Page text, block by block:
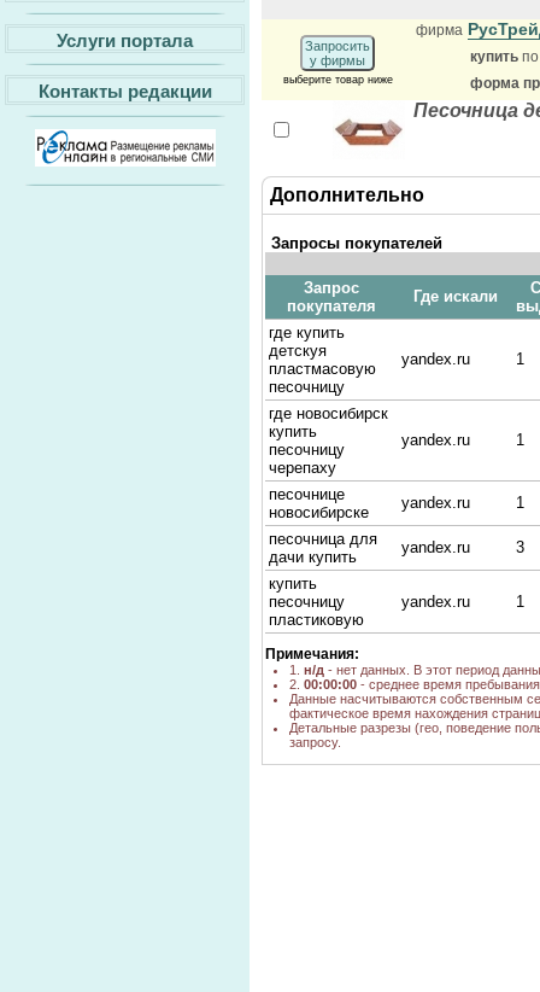
Услуги портала
Контакты редакции
Запросить
у фирмы
выберите товар ниже
фирма
купить
форма
Песочница
Дополнительно
Запросы покупателей
Запрос
покупателя
Где искали
где купить
детскуя
пластмасовую
песочницу
yandex.ru 1
где новосибирск
купить
песочницу
черепаху
yandex.ru 1
песочнице
новосибирске
yandex.ru
1
песочница для
дачи купить
yandex.ru
3
купить
песочницу
пластиковую
yandex.ru 1
песочница
пластмас купить
новосибирск
yandex.ru 1
куплю детские
песочницы
yandex.ru
1
песочница
yandex.ru
1
Примечания:
1. н/д - нет данных. В этот период
2. 00:00:00 - среднее время
Данные насчитываются собственным
фактическое время нахождения
Детальные разрезы (гео, поведение
запросу.